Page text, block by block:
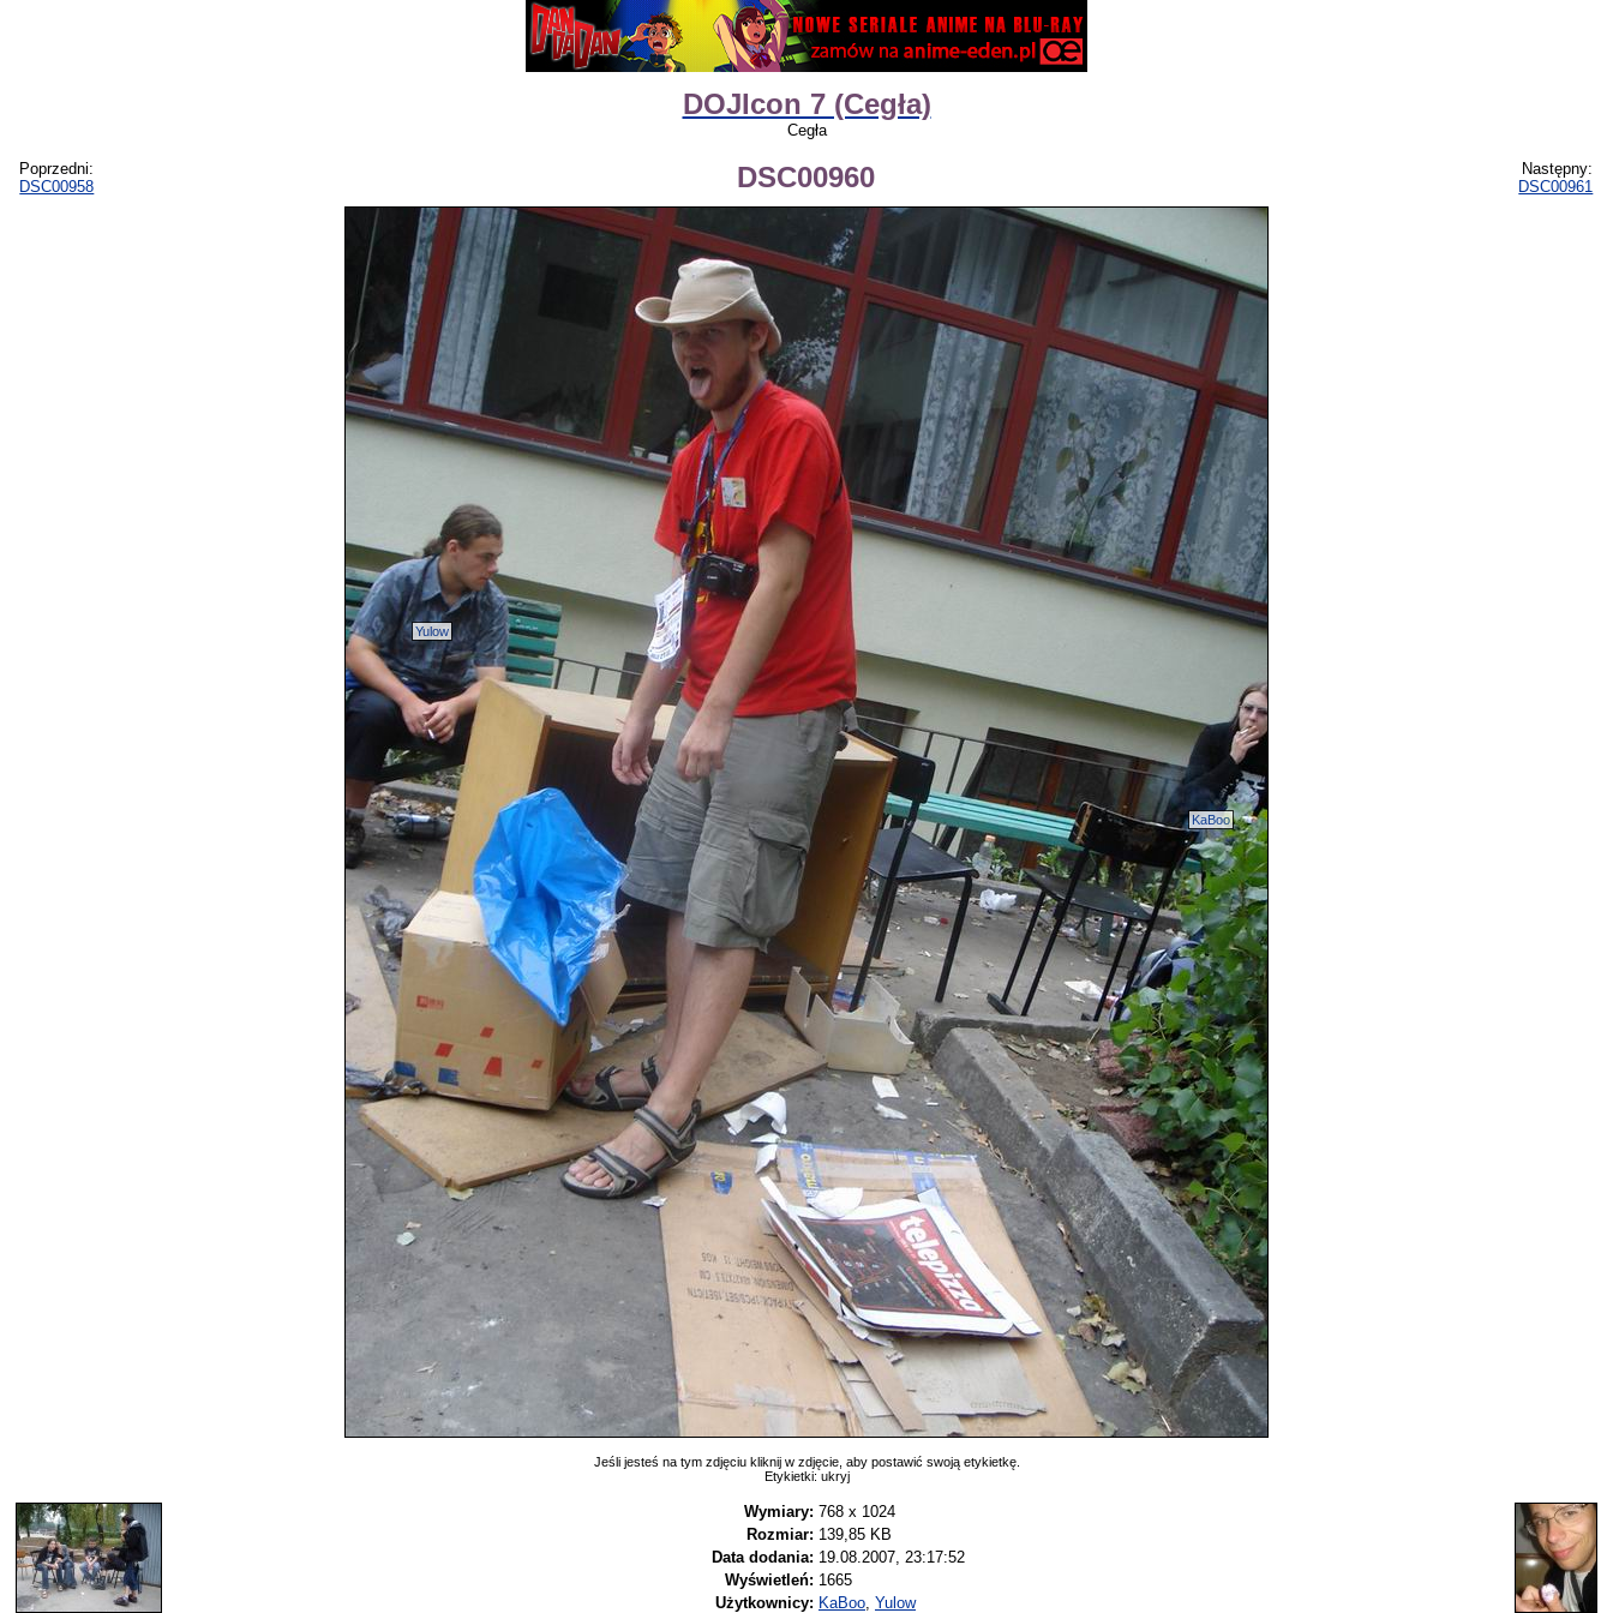
DOJIcon 7 (Cegła)
Cegła
Poprzedni:
DSC00958
DSC00960
Następny:
DSC00961
KaBoo
Yulow
Jeśli jesteś na tym zdjęciu kliknij w zdjęcie, aby postawić swoją etykietkę.
Etykietki: ukryj
Wymiary: 768 x 1024
Rozmiar: 139,85 KB
Data dodania: 19.08.2007, 23:17:52
Wyświetleń: 1665
Użytkownicy: KaBoo Yulow